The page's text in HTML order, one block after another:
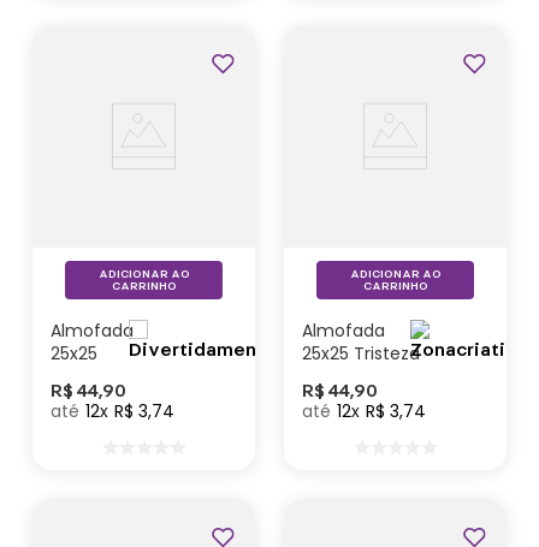
Almofada
25x25
Divertidamente
R$ 44,90
12 R$ 3,74
ADICIONAR AO
CARRINHO
Almofada
25x25 Tristeza
Divertidamente
R$ 44,90
12 R$ 3,74
ADICIONAR AO
CARRINHO